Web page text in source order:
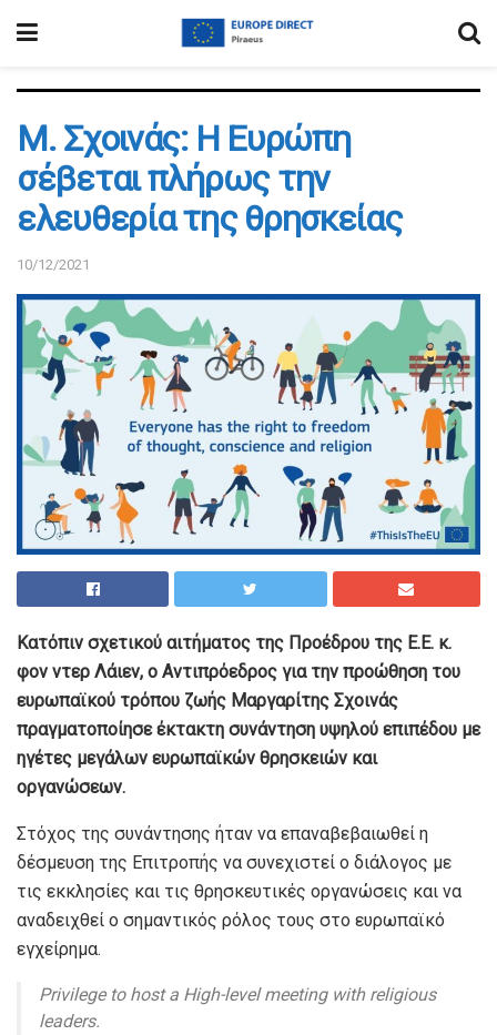
Μ. Σχοινάς: Η Ευρώπη
σέβεται πλήρως την
ελευθερία της θρησκείας
10/12/2021
Κατόπιν σχετικού αιτήματος της Προέδρου της Ε.Ε. κ.
φον ντερ Λάιεν, ο Αντιπρόεδρος για την προώθηση του
ευρωπαϊκού τρόπου ζωής Μαργαρίτης Σχοινάς
πραγματοποίησε έκτακτη συνάντηση υψηλού επιπέδου με
ηγέτες μεγάλων ευρωπαϊκών θρησκειών και
οργανώσεων.
Στόχος της συνάντησης ήταν να επαναβεβαιωθεί η
δέσμευση της Επιτροπής να συνεχιστεί ο διάλογος με
τις εκκλησίες και τις θρησκευτικές οργανώσεις και να
αναδειχθεί ο σημαντικός ρόλος τους στο ευρωπαϊκό
εγχείρημα.
Privilege to host a High-level meeting with religious
leaders.